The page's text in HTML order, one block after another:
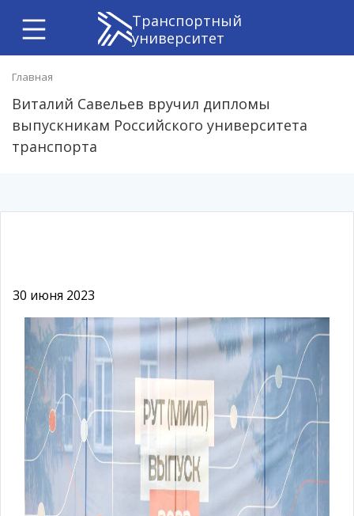
Транспортный
университет
Главная
Виталий Савельев вручил дипломы
выпускникам Российского университета
транспорта
30 июня 2023